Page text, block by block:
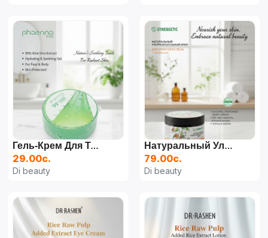
Гель-Крем Для Тела Phaenna, Увлажняющий, Восстанавливающий, С Алоэ Вера
29.00с.
Di beauty
Натуральный Ультрапитательный Крем Synergetic Для Упругости Тела, 300 Мл
79.00с.
Di beauty